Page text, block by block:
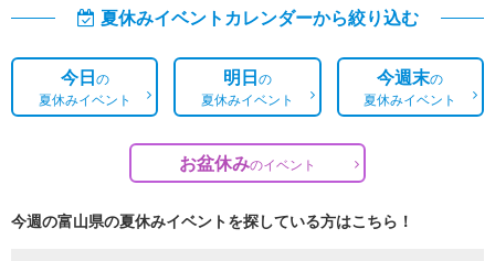
夏休みイベントカレンダーから絞り込む
今日の
夏休みイベント
明日の
夏休みイベント
今週末の
夏休みイベント
お盆休みのイベント
今週の富山県の夏休みイベントを探している方はこちら！